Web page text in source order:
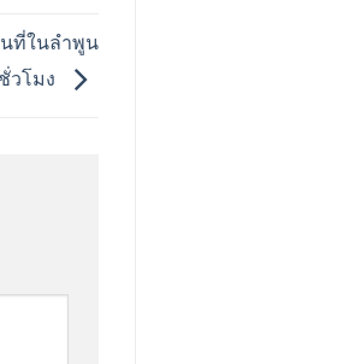
นที่ในลำพูน
วโมง